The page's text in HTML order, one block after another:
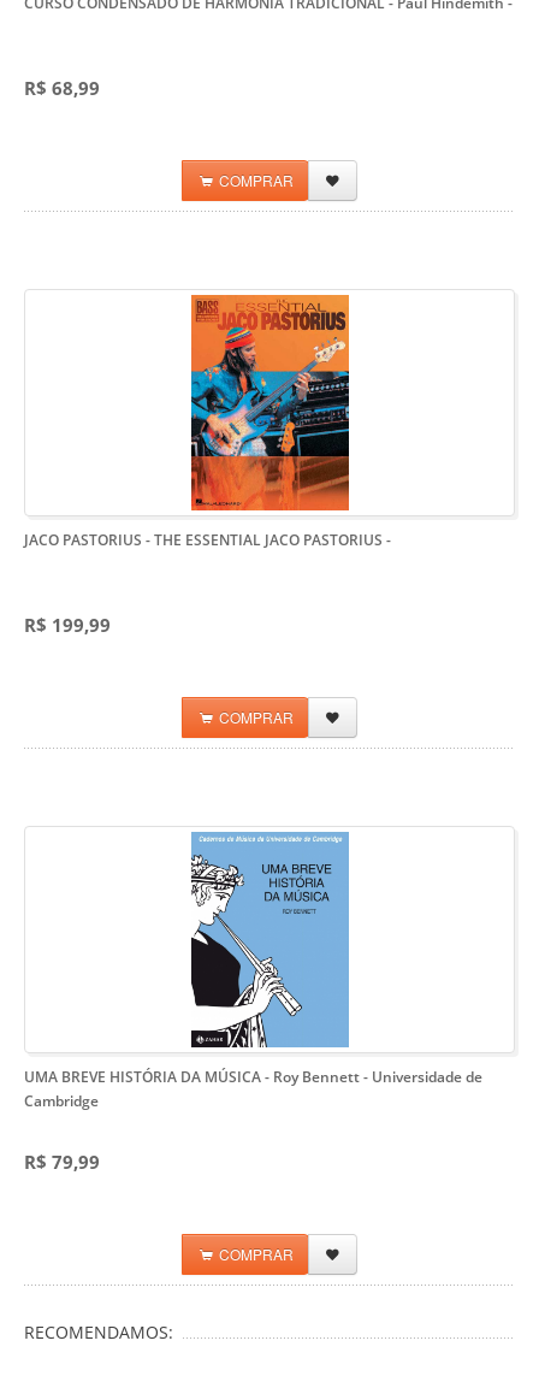
R$ 68,99
COMPRAR
JACO PASTORIUS - THE ESSENTIAL JACO PASTORIUS -
R$ 199,99
COMPRAR
UMA BREVE HISTÓRIA DA MÚSICA - Roy Bennett- Universidade de
Cambridge
R$ 79,99
COMPRAR
RECOMENDAMOS: